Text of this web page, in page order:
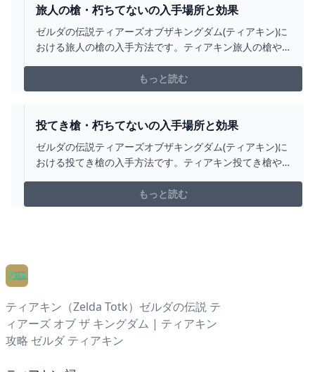
旅人の槍・朽ちてないの入手場所と効果
ゼルダの伝説ティアーズオブザキングダム(ティアキン)に
おける旅人の槍の入手方法です。ティアキン旅人の槍や
攻撃力について掲載しています。
もっと読む
投てき槍・朽ちてないの入手場所と効果
ゼルダの伝説ティアーズオブザキングダム(ティアキン)に
おける投てき槍の入手方法です。ティアキン投てき槍や
攻撃力について掲載しています。
もっと読む
ティアキン（Zelda Totk）ゼルダの伝説 テ
ィアーズ オブ ザ キングダム | ティアキン
攻略 ゼルダ ティアキン